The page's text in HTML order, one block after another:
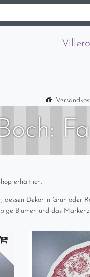
erhältlich.
dessen Dekor in Grün oder
Blumen und das